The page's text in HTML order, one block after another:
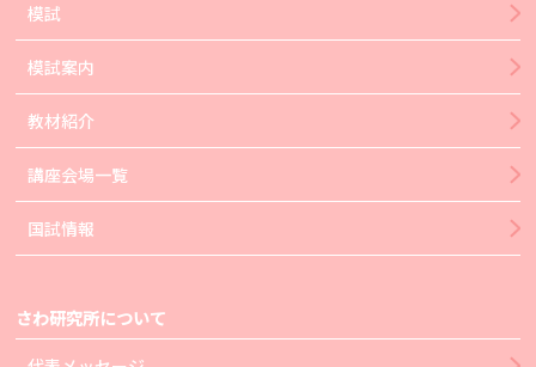
模試
模試案内
教材紹介
講座会場一覧
国試情報
さわ研究所について